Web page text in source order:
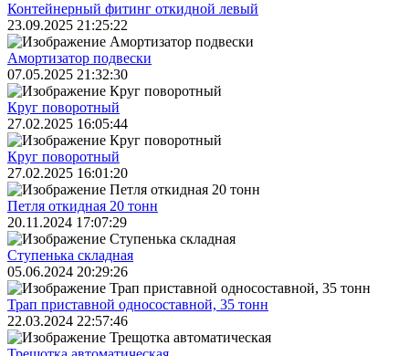
Контейнерный фитинг откидной левый
23.09.2025 21:25:22
Амортизатор подвески
07.05.2025 21:32:30
Круг поворотный
27.02.2025 16:05:44
Круг поворотный
27.02.2025 16:01:20
Петля откидная 20 тонн
20.11.2024 17:07:29
Ступенька складная
05.06.2024 20:29:26
Трап приставной односоставной, 35 тонн
22.03.2024 22:57:46